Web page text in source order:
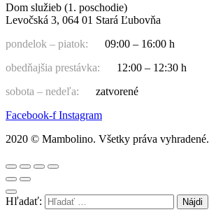
Dom služieb (1. poschodie)
Levočská 3, 064 01 Stará Ľubovňa
pondelok – piatok:
09:00 – 16:00 h
obedňajšia prestávka:
12:00 – 12:30 h
sobota – nedeľa:
zatvorené
Facebook-f Instagram
2020 © Mambolino. Všetky práva vyhradené.
Hľadať: